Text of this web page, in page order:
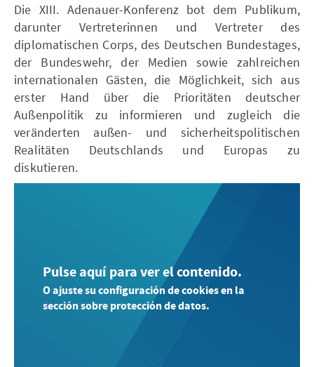
Die XIII. Adenauer-Konferenz bot dem Publikum,
darunter Vertreterinnen und Vertreter des
diplomatischen Corps, des Deutschen Bundestages,
der Bundeswehr, der Medien sowie zahlreichen
internationalen Gästen, die Möglichkeit, sich aus
erster Hand über die Prioritäten deutscher
Außenpolitik zu informieren und zugleich die
veränderten außen- und sicherheitspolitischen
Realitäten Deutschlands und Europas zu
diskutieren.
Pulse aquí para ver el contenido.
O ajuste su configuración de cookies en la
sección sobre protección de datos.